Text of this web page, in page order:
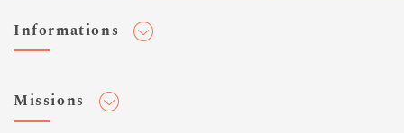
Informations
Missions